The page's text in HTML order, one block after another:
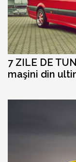
7 ZILE DE
maşini din